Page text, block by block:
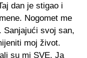
dan je stigao i
Nogomet me
Sanjajući svoj san,
moj život.
su mi SVE. Ja